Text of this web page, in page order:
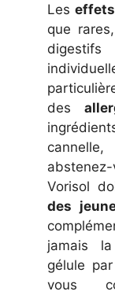
Les
que
des
Vorisol
des
jamais la
gélule
vous